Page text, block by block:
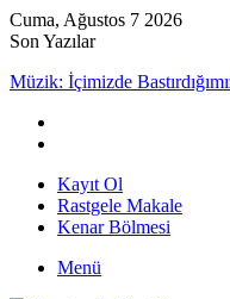
Cuma, Ağustos 7 2026
Son Yazılar
Müzik: İçimizde
Kayıt Ol
Rastgele Makale
Kenar Bölmesi
Menü